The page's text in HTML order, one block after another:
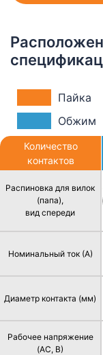
Пайка
Обжим
Количество
контактов
Распиновка для вилок
(папа),
вид спереди
Номинальный ток (А)
Диаметр контакта (мм)
Рабочее напряжение
(AC, В)